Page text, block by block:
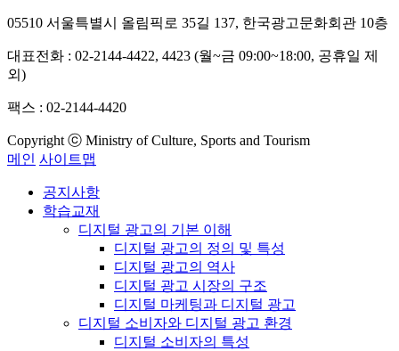
05510 서울특별시 올림픽로 35길 137, 한국광고문화회관 10층
대표전화 : 02-2144-4422, 4423 (월~금 09:00~18:00, 공휴일 제
외)
팩스 : 02-2144-4420
Copyright ⓒ Ministry of Culture, Sports and Tourism
메인 사이트맵
공지사항
학습교재
디지털 광고의 기본 이해
디지털 광고의 정의 및 특성
디지털 광고의 역사
디지털 광고 시장의 구조
디지털 마케팅과 디지털 광고
디지털 소비자와 디지털 광고 환경
디지털 소비자의 특성